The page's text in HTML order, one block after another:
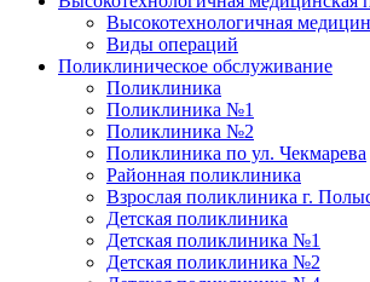
Высокотехнологичная
Виды операций
Поликлиническое обслуживание
Поликлиника
Поликлиника №1
Поликлиника №2
Поликлиника по ул. Чекмарева
Районная поликлиника
Взрослая поликлиника г.
Детская поликлиника
Детская поликлиника №1
Детская поликлиника №2